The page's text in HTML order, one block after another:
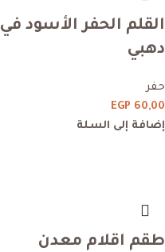
القلم الحفر الأسود في
دهبي
حفر
EGP 60,00
إضافة إلى السلة
طقم اقلام معدن